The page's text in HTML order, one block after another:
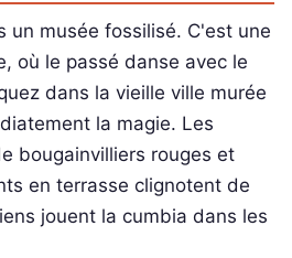
un musée fossilisé. C'est une
où le passé danse avec le
dans la vieille ville murée
la magie. Les
bougainvilliers rouges et
en terrasse clignotent de
jouent la cumbia dans les